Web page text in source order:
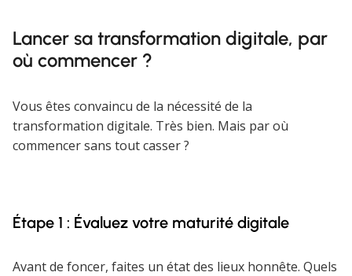
Lancer sa transformation digitale, par
où commencer ?
Vous êtes convaincu de la nécessité de la
transformation digitale. Très bien. Mais par où
commencer sans tout casser ?
Étape 1 : Évaluez votre maturité digitale
Avant de foncer, faites un état des lieux honnête. Quels